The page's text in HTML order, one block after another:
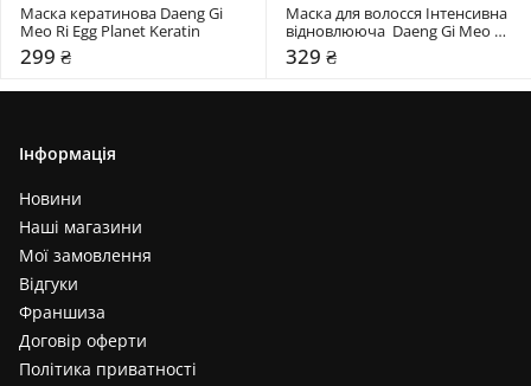
Маска кератинова Daeng Gi
Meo Ri Egg Planet Keratin
299 ₴
Маска для волосся Інтенсивна
відновлююча  Daeng Gi Meo Ri
Honey Mask
329 ₴
Інформація
Новини
Наші магазини
Мої замовлення
Відгуки
Франшиза
Договір оферти
Політика приватності